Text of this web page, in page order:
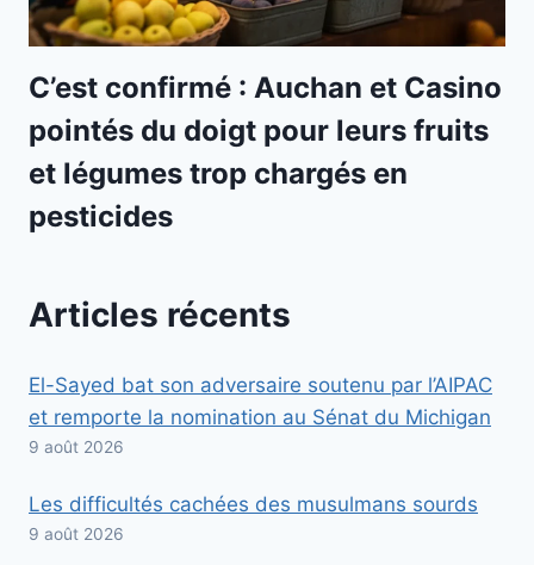
C’est confirmé : Auchan et Casino
pointés du doigt pour leurs fruits
et légumes trop chargés en
pesticides
Articles récents
El-Sayed bat son adversaire soutenu par l’AIPAC
et remporte la nomination au Sénat du Michigan
9 août 2026
Les difficultés cachées des musulmans sourds
9 août 2026